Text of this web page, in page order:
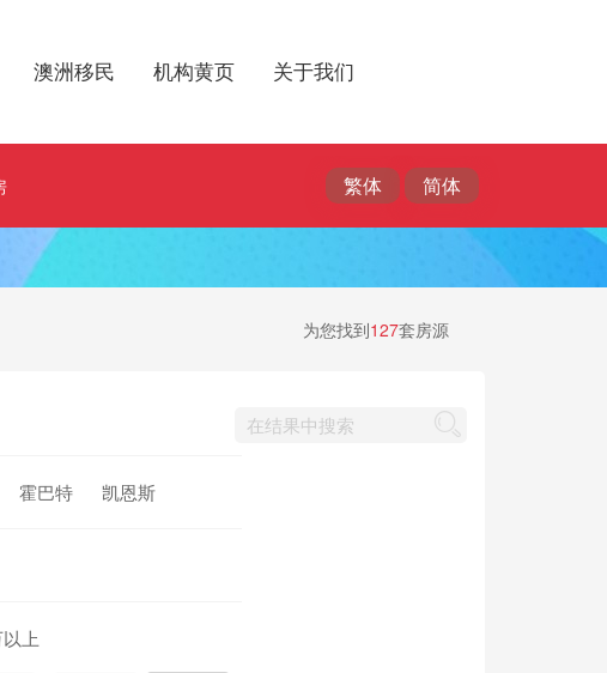
澳洲移民 机构黄页 关于我们
为您找到127套房源
霍巴特 凯恩斯
上